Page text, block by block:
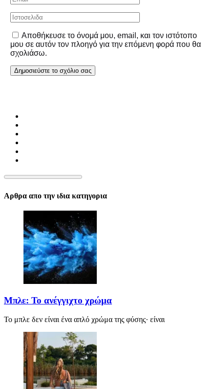
Αποθήκευσε το όνομά μου, email, και τον ιστότοπο
μου σε αυτόν τον πλοηγό για την επόμενη φορά που θα
σχολιάσω.
Αρθρα απο την ιδια κατηγορια
Μπλε: Το ανέγγιχτο χρώμα
Το μπλε δεν είναι ένα απλό χρώμα της φύσης· είναι